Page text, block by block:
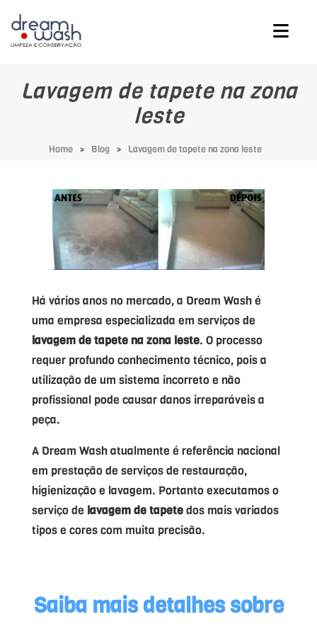
Lavagem de tapete na zona
leste
Home Blog Lavagem de tapete na zona leste
Há vários anos no mercado, a Dream Wash é
uma empresa especializada em serviços de
lavagem de tapete na zona leste. O processo
requer profundo conhecimento técnico, pois a
utilização de um sistema incorreto e não
profissional pode causar danos irreparáveis a
peça.
A Dream Wash atualmente é referência nacional
em prestação de serviços de restauração,
higienização e lavagem. Portanto executamos o
serviço de lavagem de tapetedos mais variados
tipos e cores com muita precisão.
Saiba mais detalhes sobre